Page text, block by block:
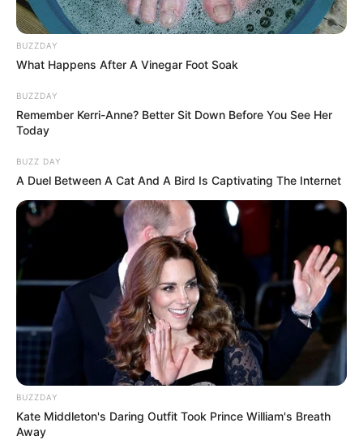
BUZZDAY
What Happens After A Vinegar Foot Soak
BUZZDAY
Remember Kerri-Anne? Better Sit Down Before You See Her
Today
BUZZ DAY
A Duel Between A Cat And A Bird Is Captivating The Internet
BUZZDAY
Kate Middleton's Daring Outfit Took Prince William's Breath
Away